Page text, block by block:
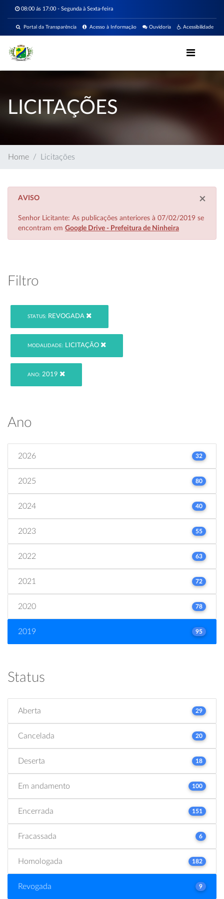
08:00 ás 17:00 - Segunda à Sexta-feira
Acessibilidade
Ouvidoria
Acesso à Informação
Portal da Transparência
LICITAÇÕES
Home Licitações
×
AVISO
Senhor Licitante: As publicações anteriores à 07/02/2019 se
encontram em Google Drive - Prefeitura de Ninheira
Filtro
STATUS: REVOGADA
MODALIDADE: LICITAÇÃO
ANO: 2019
Ano
2026 32
2025 80
2024 40
2023 55
2022 63
2021 72
2020 78
2019 95
Status
Aberta 29
Cancelada 20
Deserta 18
Em andamento 100
Encerrada 151
Fracassada 6
Homologada 182
Revogada 9